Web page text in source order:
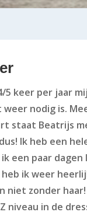
keer per jaar
nodig is.
staat Beatrijs
Ik heb een
een paar
heb ik weer
niet zonder
niveau in de